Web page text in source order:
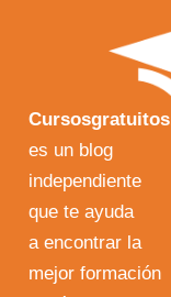
es un blog
independiente
que te ayuda
a encontrar la
mejor formación